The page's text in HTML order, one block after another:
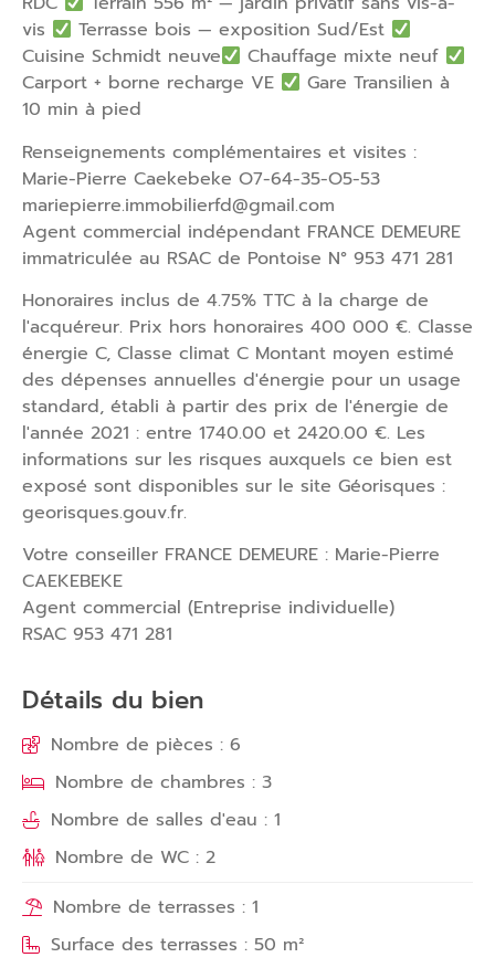
vis
Terrasse bois — exposition Sud/Est
Cuisine Schmidt neuve
Chauffage mixte neuf
Carport + borne recharge VE
Gare Transilien à
10 min à pied
Renseignements complémentaires et visites :
Marie-Pierre Caekebeke O7-64-35-O5-53
mariepierre.immobilierfd@gmail.com
Agent commercial indépendant FRANCE DEMEURE
immatriculée au RSAC de Pontoise N° 953 471 281
Honoraires inclus de 4.75% TTC à la charge de
l'acquéreur. Prix hors honoraires 400 000 €. Classe
énergie C, Classe climat C Montant moyen estimé
des dépenses annuelles d'énergie pour un usage
standard, établi à partir des prix de l'énergie de
l'année 2021 : entre 1740.00 et 2420.00 €. Les
informations sur les risques auxquels ce bien est
exposé sont disponibles sur le site Géorisques :
georisques.gouv.fr.
Votre conseiller FRANCE DEMEURE : Marie-Pierre
CAEKEBEKE
Agent commercial (Entreprise individuelle)
RSAC 953 471 281
Détails du bien
Nombre de pièces : 6
Nombre de chambres : 3
Nombre de salles d'eau : 1
Nombre de WC : 2
Nombre de terrasses : 1
Surface des terrasses : 50 m²